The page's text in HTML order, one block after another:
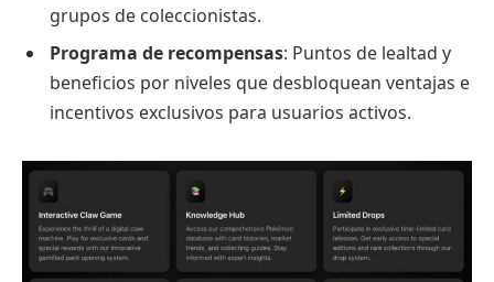
grupos de coleccionistas.
Programa de recompensas: Puntos de lealtad y
beneficios por niveles que desbloquean ventajas e
incentivos exclusivos para usuarios activos.